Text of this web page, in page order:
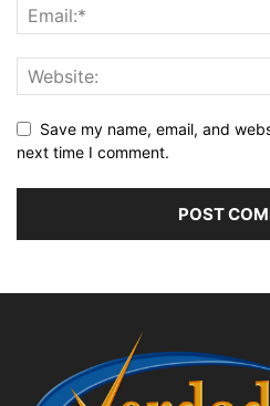
Save my name, email, and
next time I comment.